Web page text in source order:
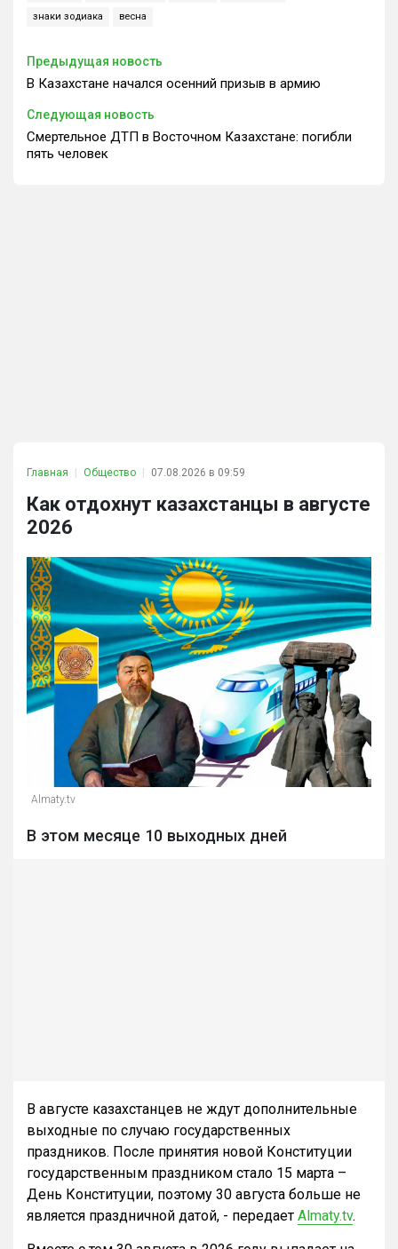
знаки зодиака весна
Предыдущая новость
В Казахстане начался осенний призыв в армию
Следующая новость
Смертельное ДТП в Восточном Казахстане: погибли
пять человек
Главная Общество 07.08.2026 в 09:59
Как отдохнут казахстанцы в августе
2026
Almaty.tv
В этом месяце 10 выходных дней
В августе казахстанцев не ждут дополнительные
выходные по случаю государственных
праздников. После принятия новой Конституции
государственным праздником стало 15 марта –
День Конституции, поэтому 30 августа больше не
является праздничной датой, - передает Almaty.tv.